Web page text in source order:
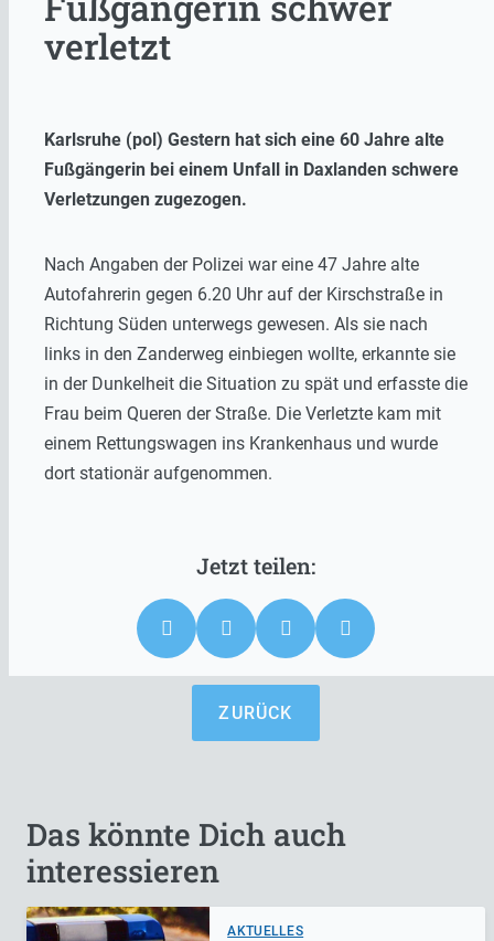
verletzt
Karlsruhe (pol) Gestern hat sich eine 60 Jahre alte
Fußgängerin bei einem Unfall in Daxlanden schwere
Verletzungen zugezogen.
Nach Angaben der Polizei war eine 47 Jahre alte
Autofahrerin gegen 6.20 Uhr auf der Kirschstraße in
Richtung Süden unterwegs gewesen. Als sie nach
links in den Zanderweg einbiegen wollte, erkannte sie
in der Dunkelheit die Situation zu spät und erfasste die
Frau beim Queren der Straße. Die Verletzte kam mit
einem Rettungswagen ins Krankenhaus und wurde
dort stationär aufgenommen.
ZURÜCK
Das könnte Dich auch
interessieren
AKTUELLES